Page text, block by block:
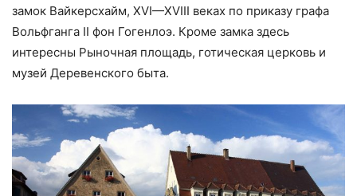
замок Вайкерсхайм, XVI—XVIII веках по приказу графа
Вольфганга II фон Гогенлоэ. Кроме замка здесь
интересны Рыночная площадь, готическая церковь и
музей Деревенского быта.